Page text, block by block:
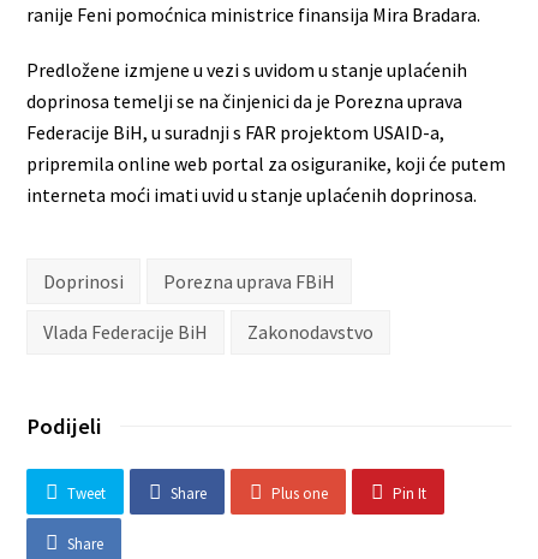
ranije Feni pomoćnica ministrice finansija Mira Bradara.
Predložene izmjene u vezi s uvidom u stanje uplaćenih
doprinosa temelji se na činjenici da je Porezna uprava
Federacije BiH, u suradnji s FAR projektom USAID-a,
pripremila online web portal za osiguranike, koji će putem
interneta moći imati uvid u stanje uplaćenih doprinosa.
Doprinosi Porezna uprava FBiH
Vlada Federacije BiH Zakonodavstvo
Podijeli
Tweet Share Plus one Pin It
Share